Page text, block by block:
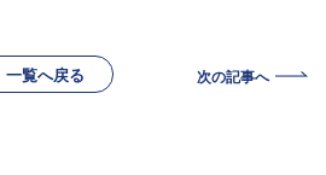
一覧へ戻る 次の記事へ